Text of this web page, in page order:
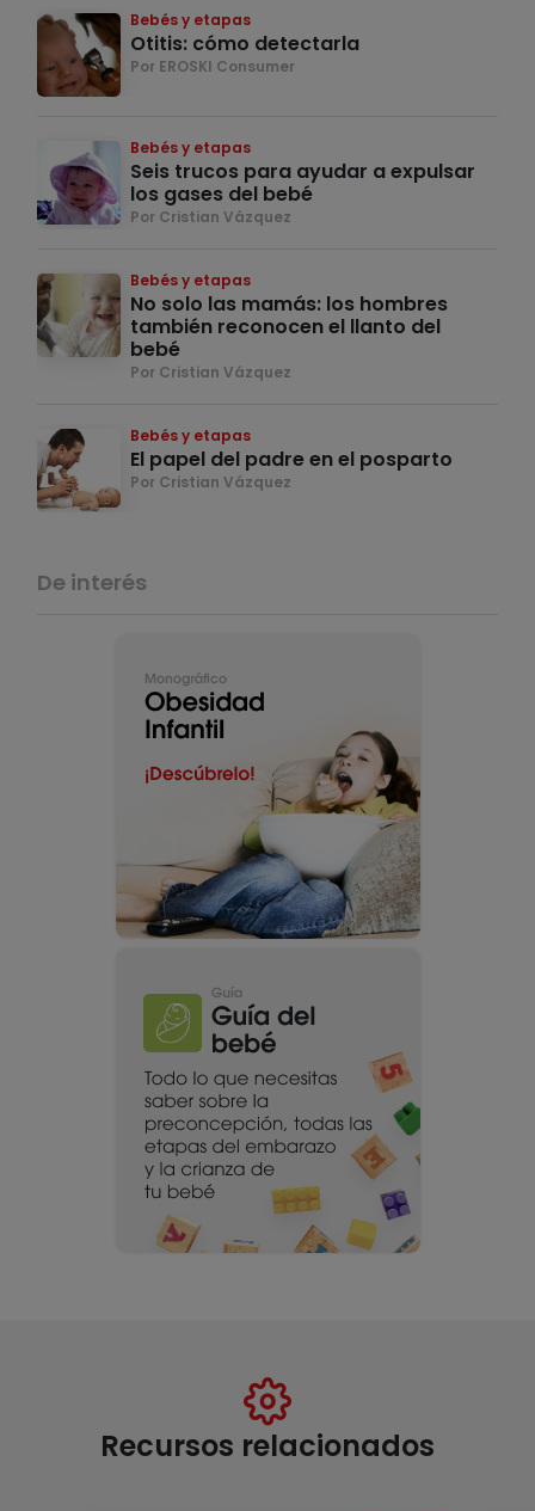
Bebés y etapas
Otitis: cómo detectarla
Por EROSKI Consumer
Bebés y etapas
Seis trucos para ayudar a expulsar
los gases del bebé
Por Cristian Vázquez
Bebés y etapas
No solo las mamás: los hombres
también reconocen el llanto del
bebé
Por Cristian Vázquez
Bebés y etapas
El papel del padre en el posparto
Por Cristian Vázquez
De interés
Recursos relacionados